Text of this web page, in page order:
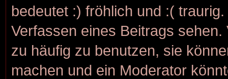
bedeutet :) fröhlich und :(
Verfassen eines Beitrags
zu häufig zu benutzen, sie
machen und ein Moderator